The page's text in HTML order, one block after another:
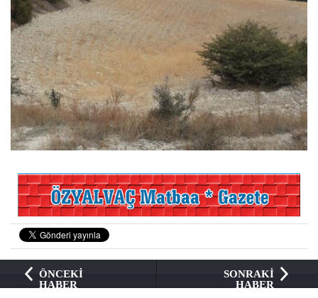
ÖNCEKİ
HABER
SONRAKİ
HABER